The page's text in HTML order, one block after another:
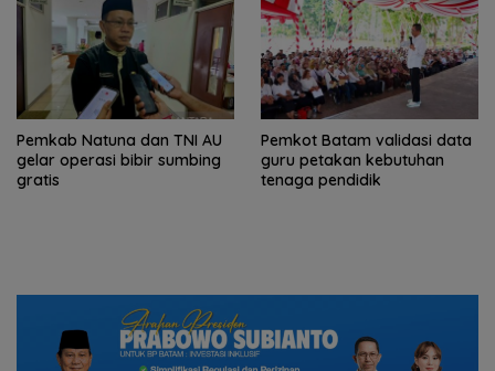
Pemkab Natuna dan TNI AU
gelar operasi bibir sumbing
gratis
Pemkot Batam validasi data
guru petakan kebutuhan
tenaga pendidik